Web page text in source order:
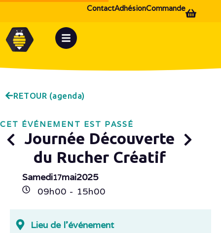
Commande
Adhésion
Contact
RETOUR (agenda)
CET ÉVÉNEMENT EST PASSÉ
Journée Découverte
du Rucher Créatif
Samedi17mai2025
09h00 - 15h00
Lieu de l'événement